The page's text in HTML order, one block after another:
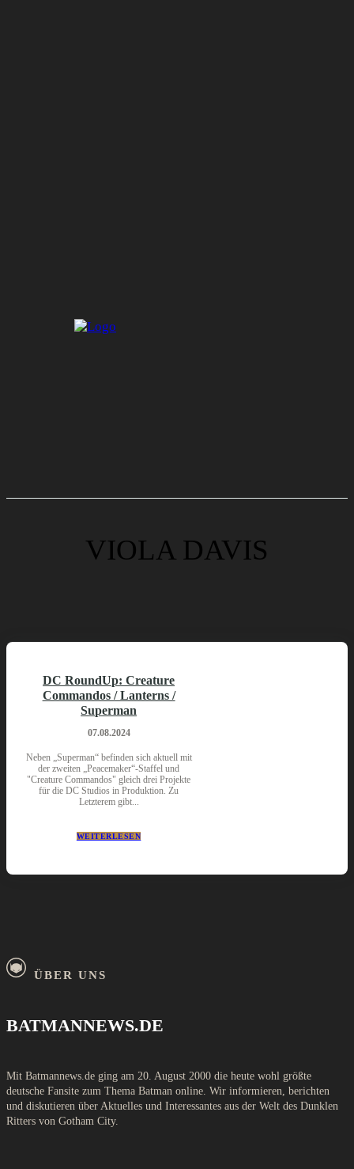
VIOLA DAVIS
DC RoundUp: Creature
Commandos / Lanterns /
Superman
07.08.2024
Neben „Superman“ befinden sich aktuell mit
der zweiten „Peacemaker“-Staffel und
"Creature Commandos" gleich drei Projekte
für die DC Studios in Produktion. Zu
Letzterem gibt...
WEITERLESEN
ÜBER UNS
BATMANNEWS.DE
Mit Batmannews.de ging am 20. August 2000 die heute wohl größte
deutsche Fansite zum Thema Batman online. Wir informieren, berichten
und diskutieren über Aktuelles und Interessantes aus der Welt des Dunklen
Ritters von Gotham City.